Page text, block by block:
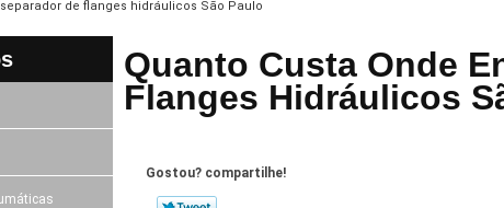
de flanges hidráulicos São Paulo
Quanto Custa Onde
Flanges Hidráulicos
Gostou? compartilhe!